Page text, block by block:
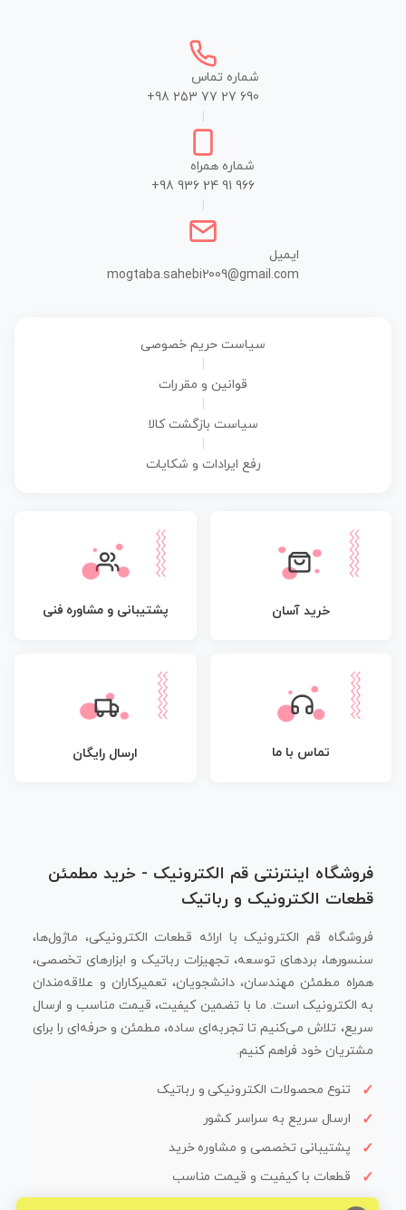
شماره تماس
+98 253 77 27 690
شماره همراه
+98 936 24 91 966
ایمیل
mogtaba.sahebi2009@gmail.com
سیاست حریم خصوصی
قوانین و مقررات
سیاست بازگشت کالا
رفع ایرادات و شکایات
خرید آسان پشتیبانی و مشاوره فنی
تماس با ما ارسال رایگان
فروشگاه اینترنتی قم الکترونیک - خرید مطمئن
قطعات الکترونیک و رباتیک
فروشگاه قم الکترونیک با ارائه قطعات الکترونیکی، ماژول‌ها،
سنسورها، بردهای توسعه، تجهیزات رباتیک و ابزارهای تخصصی،
همراه مطمئن مهندسان، دانشجویان، تعمیرکاران و علاقه‌مندان
به الکترونیک است. ما با تضمین کیفیت، قیمت مناسب و ارسال
سریع، تلاش می‌کنیم تا تجربه‌ای ساده، مطمئن و حرفه‌ای را برای
مشتریان خود فراهم کنیم.
تنوع محصولات الکترونیکی و رباتیک
ارسال سریع به سراسر کشور
پشتیبانی تخصصی و مشاوره خرید
قطعات با کیفیت و قیمت مناسب